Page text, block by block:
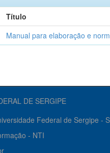
Título
Manual para elaboração e
DE SERGIPE
Federal de Sergipe -
- NTI